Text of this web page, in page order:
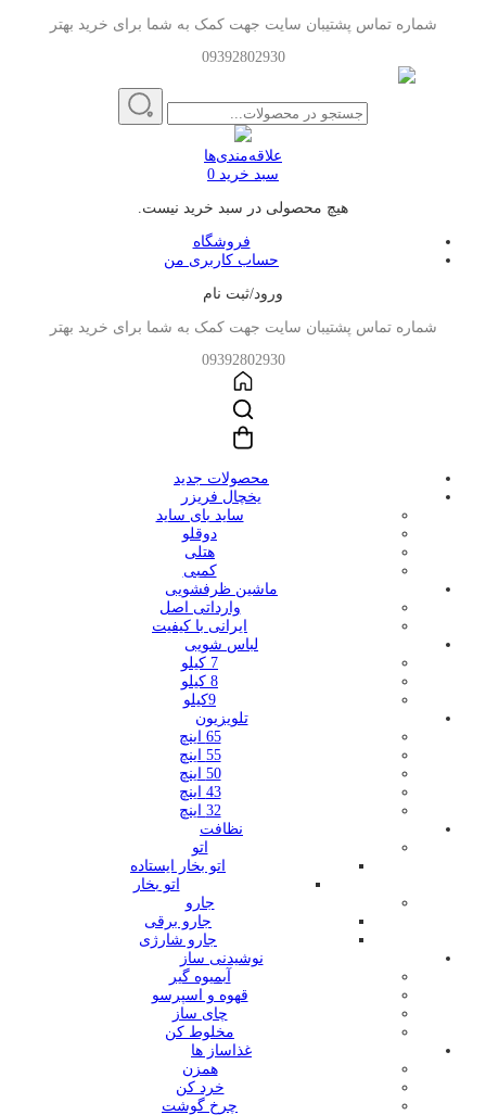
شماره تماس پشتیبان سایت جهت کمک به شما برای خرید بهتر
09392802930
علاقه‌مندی‌ها
سبد خرید 0
هیچ محصولی در سبد خرید نیست.
فروشگاه
حساب کاربری من
ورود/ثبت نام
شماره تماس پشتیبان سایت جهت کمک به شما برای خرید بهتر
09392802930
محصولات جدید
یخچال فریزر
ساید بای ساید
دوقلو
هتلی
کمبی
ماشین ظرفشویی
وارداتی اصل
ایرانی با کیفیت
لباس شویی
7 کیلو
8 کیلو
9کیلو
تلویزیون
65 اینچ
55 اینچ
50 اینچ
43 اینچ
32 اینچ
نظافت
اتو
اتو بخار ایستاده
اتو بخار
جارو
جارو برقی
جارو شارژی
نوشیدنی ساز
آبمیوه گیر
قهوه و اسپرسو
چای ساز
مخلوط کن
غذاساز ها
همزن
خرد کن
چرخ گوشت